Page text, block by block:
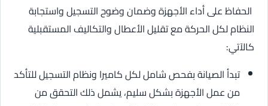
الحفاظ على أداء الأجهزة وضمان وضوح التسجيل واستجابة
النظام لكل الحركة مع تقليل الأعطال والتكاليف المستقبلية
كالآتي:
تبدأ الصيانة بفحص شامل لكل كاميرا ونظام التسجيل للتأكد
من عمل الأجهزة بشكل سليم، يشمل ذلك التحقق من